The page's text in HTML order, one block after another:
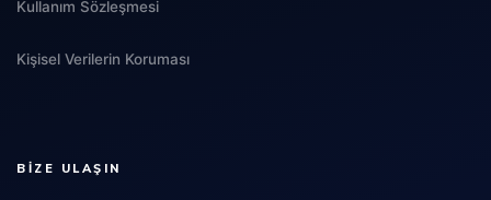
Kullanım Sözleşmesi
Kişisel Verilerin Koruması
BIZE ULAŞIN